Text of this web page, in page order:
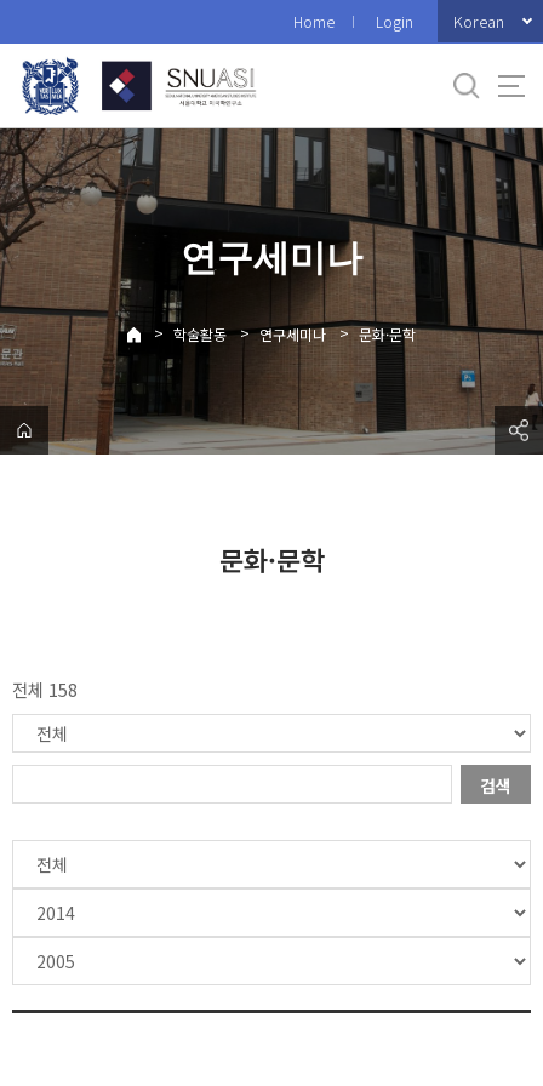
로
메
뉴
Home Login Korean
연구세미나
> 학술활동 > 연구세미나 > 문화·문학
문화·문학
전체 158
검색